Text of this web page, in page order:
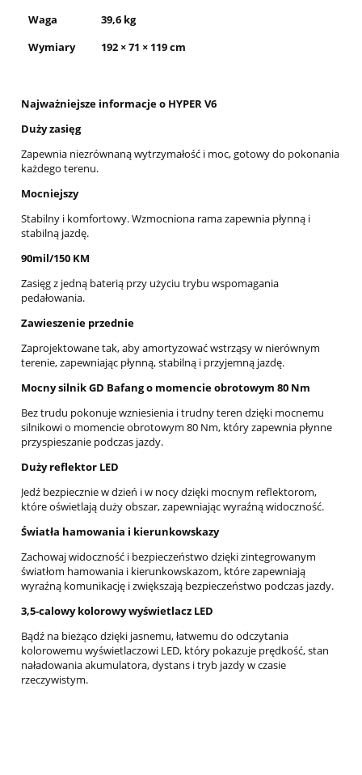
Waga
39,6 kg
Wymiary
192 × 71 × 119 cm
Najważniejsze informacje o HYPER V6
Duży zasięg
Zapewnia niezrównaną wytrzymałość i moc, gotowy do pokonania
każdego terenu.
Mocniejszy
Stabilny i komfortowy. Wzmocniona rama zapewnia płynną i
stabilną jazdę.
90mil/150 KM
Zasięg z jedną baterią przy użyciu trybu wspomagania
pedałowania.
Zawieszenie przednie
Zaprojektowane tak, aby amortyzować wstrząsy w nierównym
terenie, zapewniając płynną, stabilną i przyjemną jazdę.
Mocny silnik GD Bafang o momencie obrotowym 80 Nm
Bez trudu pokonuje wzniesienia i trudny teren dzięki mocnemu
silnikowi o momencie obrotowym 80 Nm, który zapewnia płynne
przyspieszanie podczas jazdy.
Duży reflektor LED
Jedź bezpiecznie w dzień i w nocy dzięki mocnym reflektorom,
które oświetlają duży obszar, zapewniając wyraźną widoczność.
Światła hamowania i kierunkowskazy
Zachowaj widoczność i bezpieczeństwo dzięki zintegrowanym
światłom hamowania i kierunkowskazom, które zapewniają
wyraźną komunikację i zwiększają bezpieczeństwo podczas jazdy.
3,5-calowy kolorowy wyświetlacz LED
Bądź na bieżąco dzięki jasnemu, łatwemu do odczytania
kolorowemu wyświetlaczowi LED, który pokazuje prędkość, stan
naładowania akumulatora, dystans i tryb jazdy w czasie
rzeczywistym.